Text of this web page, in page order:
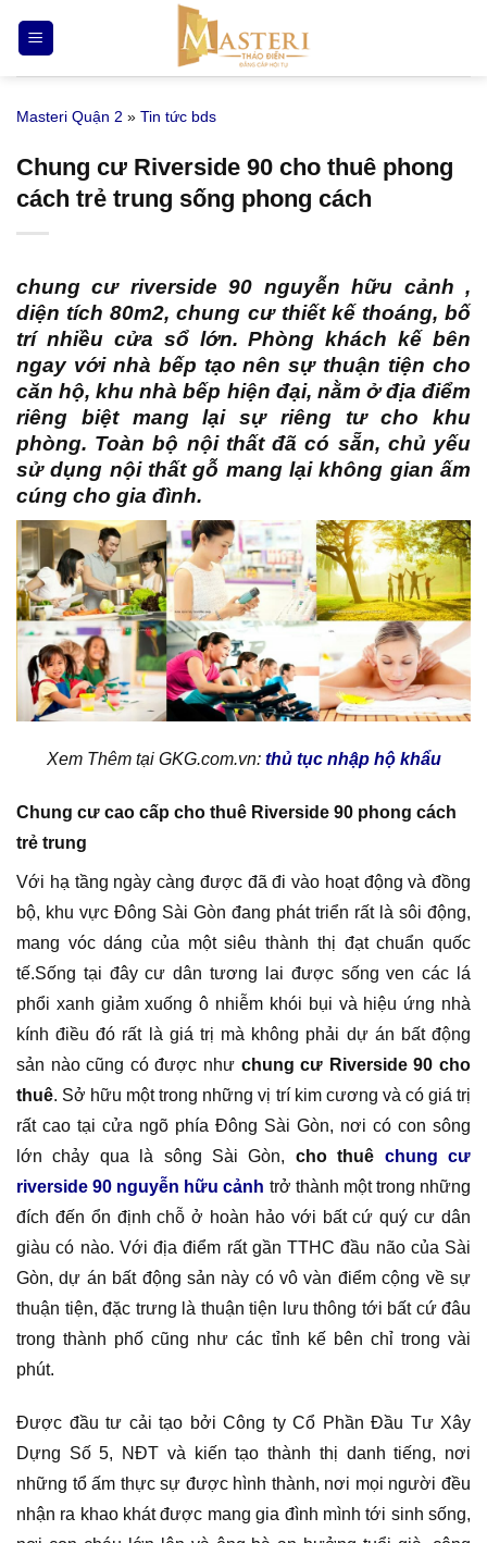
qua
nội
Masteri Quận 2 » Tin tức bds
Chung cư Riverside 90 cho thuê phong
cách trẻ trung sống phong cách
chung cư riverside 90 nguyễn hữu cảnh ,
diện tích 80m2, chung cư thiết kế thoáng, bố
trí nhiều cửa sổ lớn. Phòng khách kế bên
ngay với nhà bếp tạo nên sự thuận tiện cho
căn hộ, khu nhà bếp hiện đại, nằm ở địa điểm
riêng biệt mang lại sự riêng tư cho khu
phòng. Toàn bộ nội thất đã có sẵn, chủ yếu
sử dụng nội thất gỗ mang lại không gian ấm
cúng cho gia đình.
Xem Thêm tại GKG.com.vn: thủ tục nhập hộ khẩu
Chung cư cao cấp cho thuê Riverside 90 phong cách
trẻ trung
Với hạ tầng ngày càng được đã đi vào hoạt động và đồng
bộ, khu vực Đông Sài Gòn đang phát triển rất là sôi động,
mang vóc dáng của một siêu thành thị đạt chuẩn quốc
tế.Sống tại đây cư dân tương lai được sống ven các lá
phổi xanh giảm xuống ô nhiễm khói bụi và hiệu ứng nhà
kính điều đó rất là giá trị mà không phải dự án bất động
sản nào cũng có được như chung cư Riverside 90 cho
thuê. Sở hữu một trong những vị trí kim cương và có giá trị
rất cao tại cửa ngõ phía Đông Sài Gòn, nơi có con sông
lớn chảy qua là sông Sài Gòn, cho thuê chung cư
riverside 90 nguyễn hữu cảnh trở thành một trong những
đích đến ổn định chỗ ở hoàn hảo với bất cứ quý cư dân
giàu có nào. Với địa điểm rất gần TTHC đầu não của Sài
Gòn, dự án bất động sản này có vô vàn điểm cộng về sự
thuận tiện, đặc trưng là thuận tiện lưu thông tới bất cứ đâu
trong thành phố cũng như các tỉnh kế bên chỉ trong vài
phút.
Được đầu tư cải tạo bởi Công ty Cổ Phần Đầu Tư Xây
Dựng Số 5, NĐT và kiến tạo thành thị danh tiếng, nơi
những tổ ấm thực sự được hình thành, nơi mọi người đều
nhận ra khao khát được mang gia đình mình tới sinh sống,